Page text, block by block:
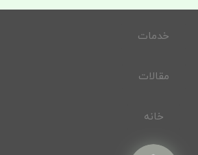
خدمات
مقالات
خانه